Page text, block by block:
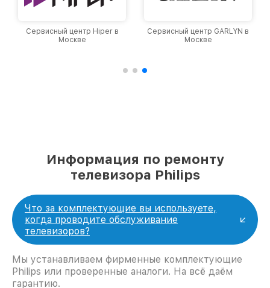
Сервисный центр Hiper в
Москве
Сервисный центр GARLYN в
Москве
Информация по ремонту
телевизора Philips
Что за комплектующие вы используете,
когда проводите обслуживание
телевизоров?
Мы устанавливаем фирменные комплектующие
Philips или проверенные аналоги. На всё даём
гарантию.